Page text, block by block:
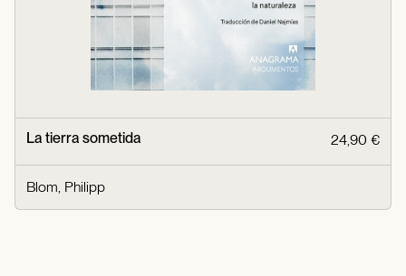
La tierra sometida 24,90 €
Blom, Philipp